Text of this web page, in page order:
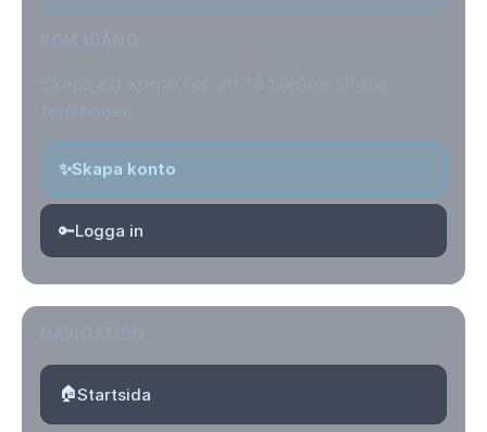
✨Skapa konto
🔑Logga in
🏠Startsida